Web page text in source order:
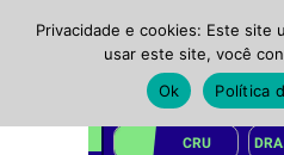
Privacidade e cookies: Este site
usar este site, você
Ok
Política